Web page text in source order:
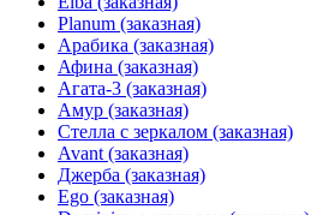
Planum (заказная)
Арабика (заказная)
Афина (заказная)
Агата-3 (заказная)
Амур (заказная)
Стелла с зеркалом (заказная)
Avant (заказная)
Джерба (заказная)
Ego (заказная)